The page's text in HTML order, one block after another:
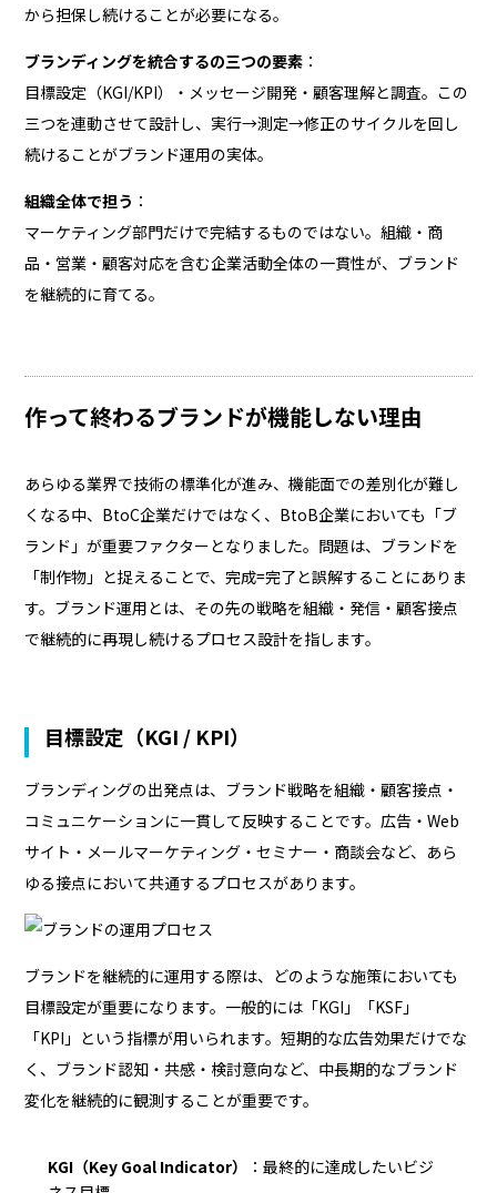
から担保し続けることが必要になる。
ブランディングを統合するの三つの要素 ：
目標設定（KGI/KPI）・メッセージ開発・顧客理解と調査。この
三つを連動させて設計し、実行→測定→修正のサイクルを回し
続けることがブランド運用の実体。
組織全体で担う ：
マーケティング部門だけで完結するものではない。組織・商
品・営業・顧客対応を含む企業活動全体の一貫性が、ブランド
を継続的に育てる。
作って終わるブランドが機能しない理由
あらゆる業界で技術の標準化が進み、機能面での差別化が難し
くなる中、BtoC企業だけではなく、BtoB企業においても「ブ
ランド」が重要ファクターとなりました。問題は、ブランドを
「制作物」と捉えることで、完成=完了と誤解することにありま
す。ブランド運用とは、その先の戦略を組織・発信・顧客接点
で継続的に再現し続けるプロセス設計を指します。
目標設定（KGI / KPI）
ブランディングの出発点は、ブランド戦略を組織・顧客接点・
コミュニケーションに一貫して反映することです。広告・Web
サイト・メールマーケティング・セミナー・商談会など、あら
ゆる接点において共通するプロセスがあります。
ブランドを継続的に運用する際は、どのような施策においても
目標設定が重要になります。一般的には「KGI」「KSF」
「KPI」という指標が用いられます。短期的な広告効果だけでな
く、ブランド認知・共感・検討意向など、中長期的なブランド
変化を継続的に観測することが重要です。
KGI（Key Goal Indicator）
：最終的に達成したいビジ